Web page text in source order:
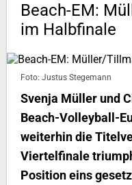
Beach-EM:
im Halbfinale
Foto: Justus Stegemann
Svenja Müller und
Beach-Volleyball-
weiterhin die
Viertelfinale
Position eins